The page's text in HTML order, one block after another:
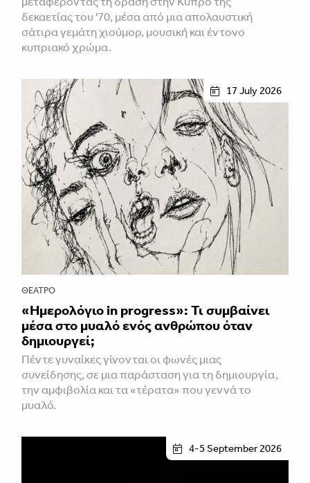
δεκαετίας του '70, μέσα από μια απολαυστική
σάτιρα γεμάτη χιούμορ, μουσική και έντονο
κυπριακό χρώμα.
17 July 2026
ΘΈΑΤΡΟ
«Ημερολόγιο in progress»: Τι συμβαίνει
μέσα στο μυαλό ενός ανθρώπου όταν
δημιουργεί;
Πέντε γυναίκες γίνονται οι φωνές μιας
συνείδησης, σε μια παράσταση για τη δημιουργία,
την αμφιβολία και τα «τέρατα» που γεννά το
μυαλό.
4-5 September 2026